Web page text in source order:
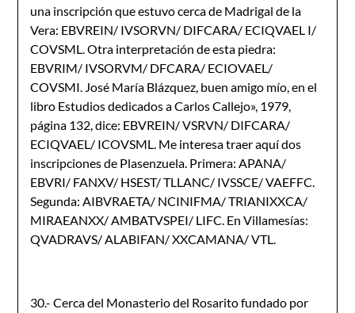
una inscripción que estuvo cerca de Madrigal de la
Vera: EBVREIN/ IVSORVN/ DIFCARA/ ECIQVAEL I/
COVSML. Otra interpretación de esta piedra:
EBVRIM/ IVSORVM/ DFCARA/ ECIOVAEL/
COVSMI. José María Blázquez, buen amigo mío, en el
libro Estudios dedicados a Carlos Callejo», 1979,
página 132, dice: EBVREIN/ VSRVN/ DIFCARA/
ECIQVAEL/ ICOVSML. Me interesa traer aquí dos
inscripciones de Plasenzuela. Primera: APANA/
EBVRI/ FANXV/ HSEST/ TLLANC/ IVSSCE/ VAEFFC.
Segunda: AIBVRAETA/ NCINIFMA/ TRIANIXXCA/
MIRAEANXX/ AMBATVSPEI/ LIFC. En Villamesías:
QVADRAVS/ ALABIFAN/ XXCAMANA/ VTL.
30.- Cerca del Monasterio del Rosarito fundado por